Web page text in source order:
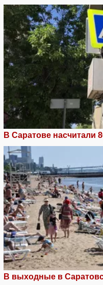
В Саратове насчитали
В выходные в